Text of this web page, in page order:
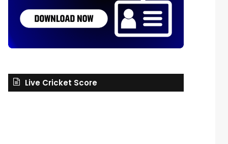
Live Cricket Score